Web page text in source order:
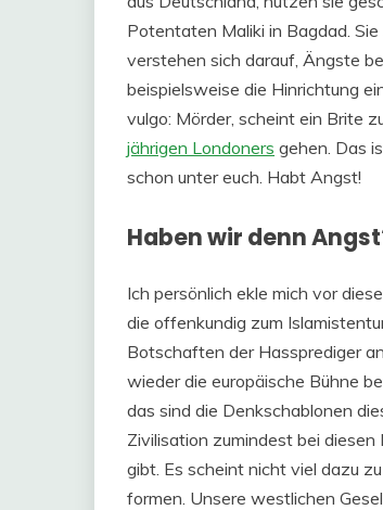
Potentaten Maliki in Bagdad.
verstehen sich darauf, Ängste
beispielsweise die Hinrichtung
vulgo: Mörder, scheint ein Brite
jährigen Londoners gehen. Das
schon unter euch. Habt Angst!
Haben wir denn
Ich persönlich ekle mich vor
die offenkundig zum
Botschaften der Hassprediger
wieder die europäische Bühne
das sind die Denkschablonen
Zivilisation zumindest bei
gibt. Es scheint nicht viel dazu
formen. Unsere westlichen